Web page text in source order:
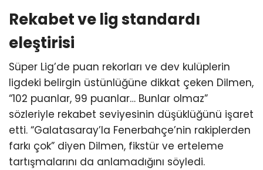
Rekabet ve lig standardı
eleştirisi
Süper Lig’de puan rekorları ve dev kulüplerin
ligdeki belirgin üstünlüğüne dikkat çeken Dilmen,
“102 puanlar, 99 puanlar… Bunlar olmaz”
sözleriyle rekabet seviyesinin düşüklüğünü işaret
etti. “Galatasaray’la Fenerbahçe’nin rakiplerden
farkı çok” diyen Dilmen, fikstür ve erteleme
tartışmalarını da anlamadığını söyledi.